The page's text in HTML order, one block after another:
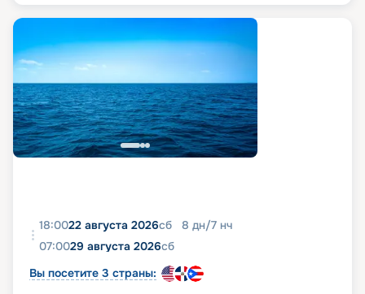
18:0022 августа 2026сб 8 дн/7 нч
07:0029 августа 2026сб
Вы посетите 3 страны: